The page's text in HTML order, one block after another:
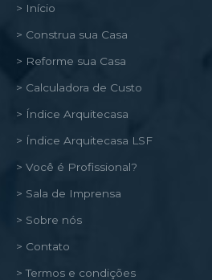
> Início
> Construa sua Casa
> Reforme sua Casa
> Calculadora de Custo
> Índice Arquitecasa
> Índice Arquitecasa LSF
> Você é Profissional?
> Sala de Imprensa
> Sobre nós
> Contato
> Termos e condições